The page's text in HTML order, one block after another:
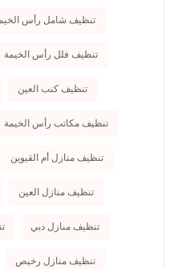
تنظيف شامل رأس
تنظيف فلل رأس الخيمة
تنظيف كنب العين
تنظيف مكاتب رأس الخيمة
تنظيف منازل أم القيوين
تنظيف منازل العين
تنظيف منازل دبي
تنظيف منازل رخيص